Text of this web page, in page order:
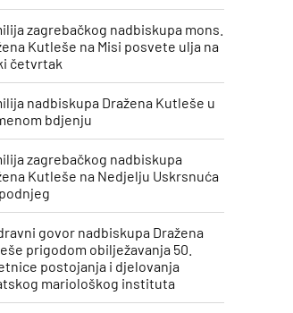
zagrebačkog nadbiskupa mons.
Kutleše na Misi posvete ulja na
četvrtak
nadbiskupa Dražena Kutleše u
bdjenju
zagrebačkog nadbiskupa
Kutleše na Nedjelju Uskrsnuća
govor nadbiskupa Dražena
prigodom obilježavanja 50.
postojanja i djelovanja
mariološkog instituta